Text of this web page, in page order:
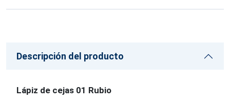
Descripción del producto
Lápiz de cejas 01 Rubio